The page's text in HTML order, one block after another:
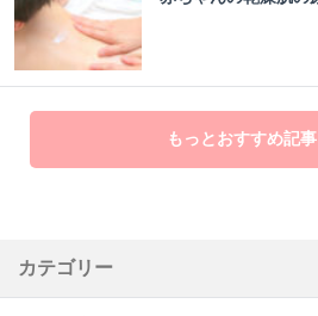
もっとおすすめ記
カテゴリー